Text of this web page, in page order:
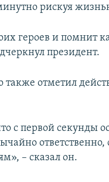
рискуя
героев и помнит
президент.
отметил
с первой секунды
– сказал он.